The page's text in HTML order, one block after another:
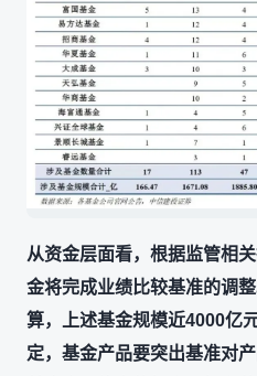
从资金层面看，根据监管相
金将完成业绩比较基准的调
算，上述基金规模近4000亿
定，基金产品要突出基准对